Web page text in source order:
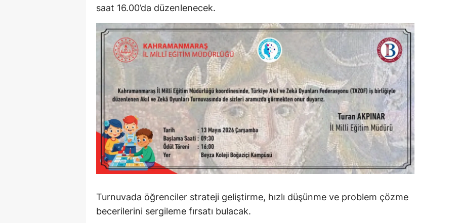
saat 16.00’da düzenlenecek.
Turnuvada öğrenciler strateji geliştirme, hızlı düşünme ve problem çözme
becerilerini sergileme fırsatı bulacak.